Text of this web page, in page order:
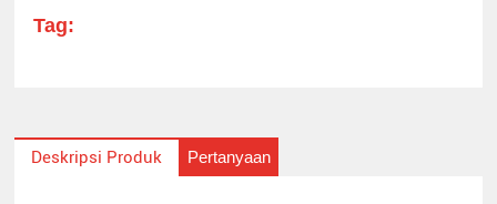
Tag:
Deskripsi Produk Pertanyaan